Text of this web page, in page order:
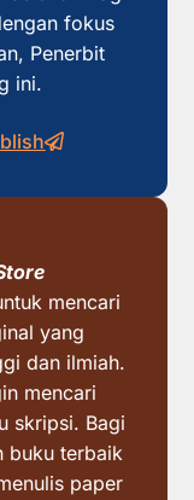
fokus
Penerbit
ini.
mencari
yang
dan ilmiah.
mencari
skripsi. Bagi
buku terbaik
paper